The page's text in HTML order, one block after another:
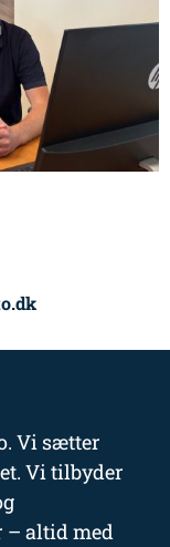
Vi sætter
Vi tilbyder
– altid med